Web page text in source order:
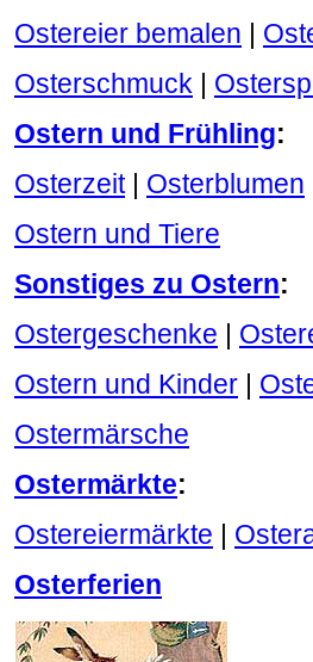
Ostereier bemalen
Osterschmuck
Ostern und Frühling:
Osterzeit| Osterblumen
Ostern und Tiere
Sonstiges zu Ostern:
Ostergeschenke
Ostern und Kinder
Ostermärsche
Ostermärkte:
Ostereiermärkte
Osterferien